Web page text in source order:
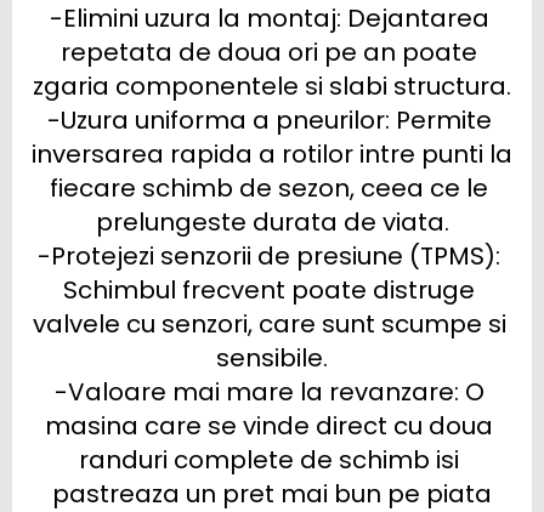
-Elimini uzura la montaj: Dejantarea
repetata de doua ori pe an poate
zgaria componentele si slabi structura.
-Uzura uniforma a pneurilor: Permite
inversarea rapida a rotilor intre punti la
fiecare schimb de sezon, ceea ce le
prelungeste durata de viata.
-Protejezi senzorii de presiune (TPMS):
Schimbul frecvent poate distruge
valvele cu senzori, care sunt scumpe si
sensibile.
-Valoare mai mare la revanzare: O
masina care se vinde direct cu doua
randuri complete de schimb isi
pastreaza un pret mai bun pe piata